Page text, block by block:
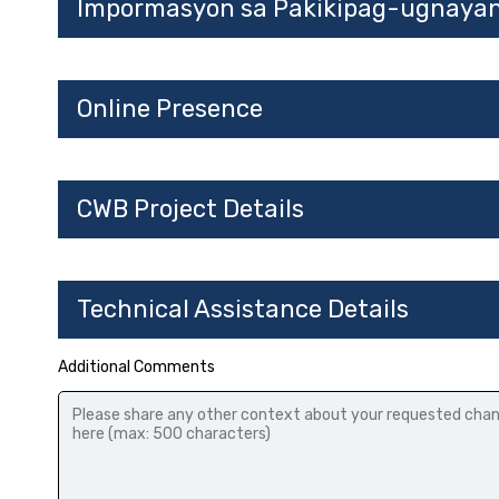
Impormasyon sa Pakikipag-
Online Presence
CWB Project Details
Technical Assistance Details
Additional Comments